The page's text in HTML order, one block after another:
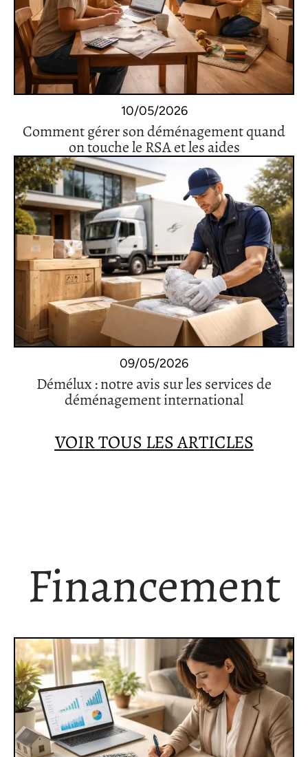
10/05/2026
Comment gérer son déménagement quand
on touche le RSA et les aides
09/05/2026
Démélux : notre avis sur les services de
déménagement international
VOIR TOUS LES ARTICLES
Financement